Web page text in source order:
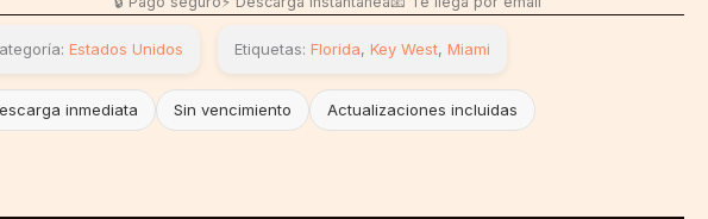
Estados Unidos Etiquetas:Florida,Key West,Miami
inmediata Sin vencimiento Actualizaciones incluidas